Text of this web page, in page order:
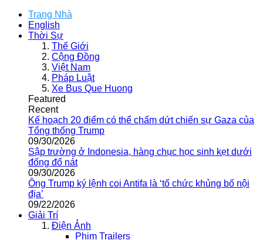
Trang Nhà
English
Thời Sự
Thế Giới
Cộng Đồng
Việt Nam
Pháp Luật
Xe Bus Que Huong
Featured
Recent
Kế hoạch 20 điểm có thể chấm dứt chiến sự Gaza của
Tổng thống Trump
09/30/2026
Sập trường ở Indonesia, hàng chục học sinh kẹt dưới
đống đổ nát
09/30/2026
Ông Trump ký lệnh coi Antifa là ‘tổ chức khủng bố nội
địa’
09/22/2026
Giải Trí
Điện Ảnh
Phim Trailers